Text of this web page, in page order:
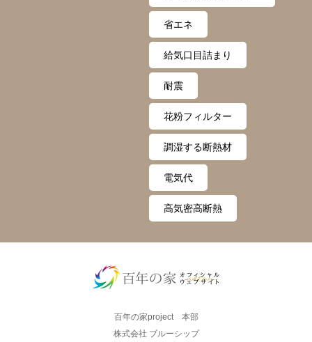
ト
省エネ
給気口目詰まり
耐震
花粉フィルター
調湿する断熱材
電気代
高気密高断熱
百年の家project 本部
株式会社 ブルーシップ